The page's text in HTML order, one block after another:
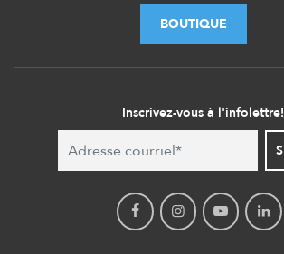
BOUTIQUE
Inscrivez-vous à l'infolettre!